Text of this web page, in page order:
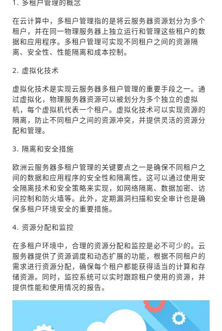
1. 多租户管理的概念
在云计算中，多租户管理指的是将云服务器资源划分为多个
租户，并在同一物理服务器上独立运行和管理这些租户的数
据和应用程序。多租户管理可实现不同租户之间的资源隔
离、安全性、性能隔离和成本控制。
2. 虚拟化技术
虚拟化技术是实现云服务器多租户管理的重要手段之一。通
过虚拟化，物理服务器资源可以被划分为多个独立的虚拟
机，每个虚拟机代表一个租户。虚拟化技术可以实现资源的
隔离，防止不同租户之间的资源冲突，并提供灵活的资源分
配和管理。
3. 隔离和安全措施
欧洲云服务器多租户管理的关键要点之一是确保不同租户之
间的数据和应用程序的安全性和隔离性。这可以通过使用安
全隔离技术和安全策略来实现，如网络隔离、数据加密、访
问控制和防火墙等。此外，定期漏洞扫描和安全审计也是确
保多租户环境安全的重要措施。
4. 资源分配和监控
在多租户环境中，合理的资源分配和监控是必不可少的。云
服务器提供了资源调度和动态扩展的功能，根据不同租户的
需求进行资源分配，确保每个租户都能获得适当的计算和存
储资源。同时，监控系统可以实时跟踪租户使用的资源，并
提供性能和使用情况的报告。